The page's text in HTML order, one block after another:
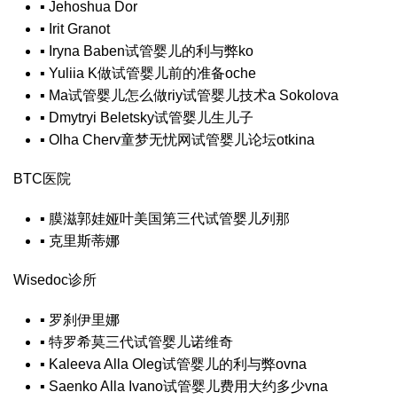
▪ Jehoshua Dor
▪ Irit Granot
▪ Iryna Baben试管婴儿的利与弊ko
▪ Yuliia K做试管婴儿前的准备oche
▪ Ma试管婴儿怎么做riy试管婴儿技术a Sokolova
▪ Dmytryi Beletsky试管婴儿生儿子
▪ Olha Cherv童梦无忧网试管婴儿论坛otkina
BTC医院
▪ 膜滋郭娃娅叶美国第三代试管婴儿列那
▪ 克里斯蒂娜
Wisedoc诊所
▪ 罗刹伊里娜
▪ 特罗希莫三代试管婴儿诺维奇
▪ Kaleeva Alla Oleg试管婴儿的利与弊ovna
▪ Saenko Alla Ivano试管婴儿费用大约多少vna